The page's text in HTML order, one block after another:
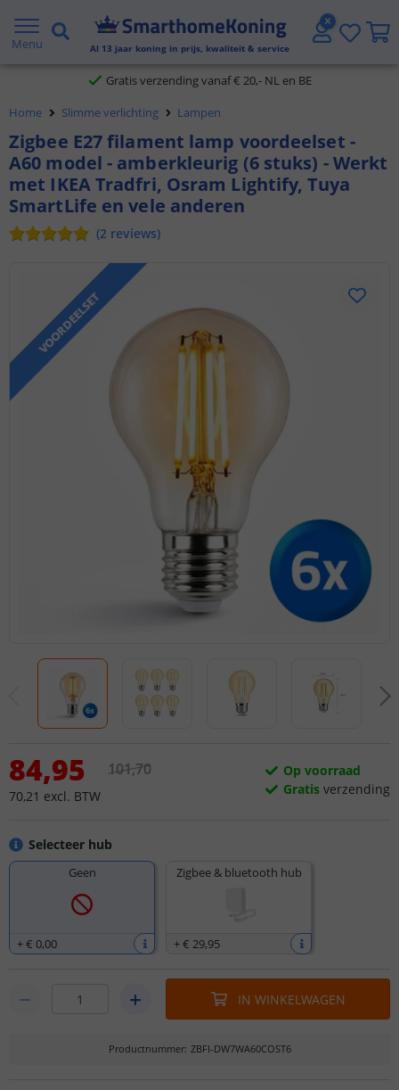
Menu Al 13 jaar koning in prijs, kwaliteit & service
2 jaar garantie
Gratis verzending vanaf € 20,- NL en BE
Klantbeoordeling 9.1
Voor 23:45 uur besteld,morgen in huis
Home Slimme verlichting Lampen
Zigbee E27 filament lamp voordeelset -
A60 model - amberkleurig (6 stuks) - Werkt
met IKEA Tradfri, Osram Lightify, Tuya
SmartLife en vele anderen
(2 reviews)
VOORDEELSET
Selecteer hub
Geen
+€ 0,00
Zigbee & bluetooth hub
+€ 29,95
84,95
70,21 excl. BTW
101,70
Op voorraad
Gratis verzending
IN WINKELWAGEN
Productnummer: ZBFI-DW7WA60COST6